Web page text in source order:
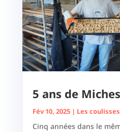
5 ans de
Fév 10, 2025| Les coulisses
Cinq années dans le